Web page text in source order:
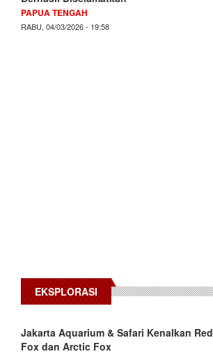
PAPUA TENGAH
RABU, 04/03/2026 - 19:58
EKSPLORASI
Jakarta Aquarium & Safari Kenalkan Red
Fox dan Arctic Fox